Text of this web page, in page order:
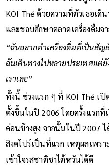
KOI Thé ด้วยความที่ตัวเธอเดิ
และชอบศึกษาตลาดเครื่องดื่มจ
“ฉันอยากทำเครื่องดื่มที่เป็นสั
ฉันเดินทางไปหลายประเทศแต่
เราเลย”
ทั้งนี้ ช่วงแรก ๆ ที่ KOI Thé เปิ
ตั้งขึ้นในปี 2006 โดยครั้งแรกที่
ค่อนข้างสูง จากนั้นในปี 2007
สิงคโปร์เป็นที่แรก เหตุผลเพร
เข้าใจรสชาติชาไต้หวันได้ดี